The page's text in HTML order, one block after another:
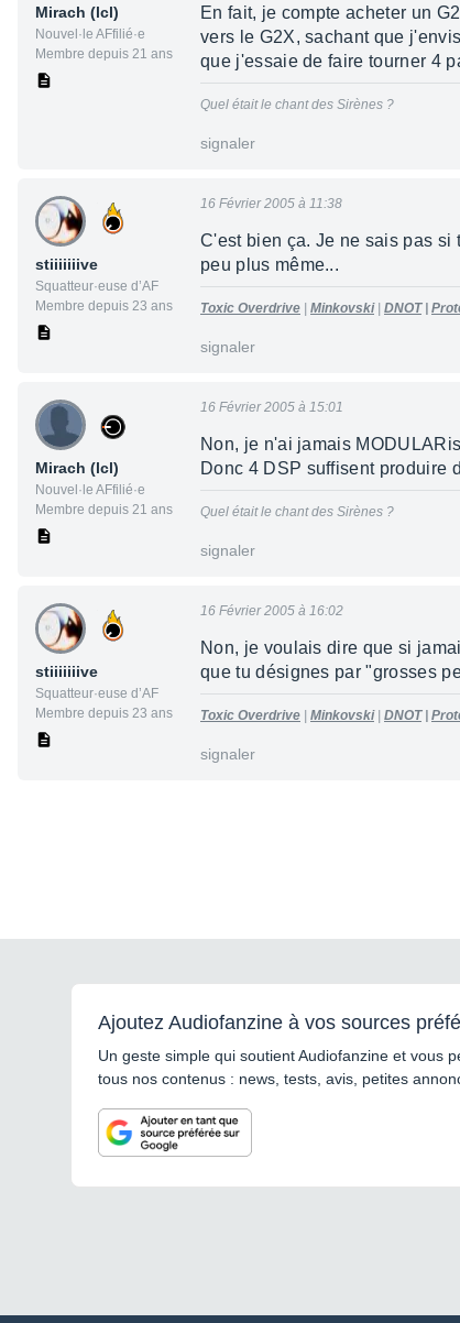
Mirach (lcl)
Nouvel·le AFfilié·e
Membre depuis 21 ans
En fait, je compte acheter un
vers le G2X, sachant que
que j'essaie de faire tourner 4
Quel était le chant des Sirènes ?
signaler
stiiiiiiive
Squatteur·euse d’AF
Membre depuis 23 ans
16 Février 2005 à 11:38
C'est bien ça. Je ne sais pas si
peu plus même...
Toxic Overdrive Minkovski| DNOT|
signaler
Mirach (lcl)
Nouvel·le AFfilié·e
Membre depuis 21 ans
16 Février 2005 à 15:01
Non, je n'ai jamais
Donc 4 DSP suffisent produire
Quel était le chant des Sirènes ?
signaler
stiiiiiiive
Squatteur·euse d’AF
Membre depuis 23 ans
16 Février 2005 à 16:02
Non, je voulais dire que si
que tu désignes par "grosses
Toxic Overdrive Minkovski| DNOT|
signaler
Ajoutez Audiofanzine à vos sources
Un geste simple qui soutient Audiofanzine et vous
tous nos contenus : news, tests, avis, petites